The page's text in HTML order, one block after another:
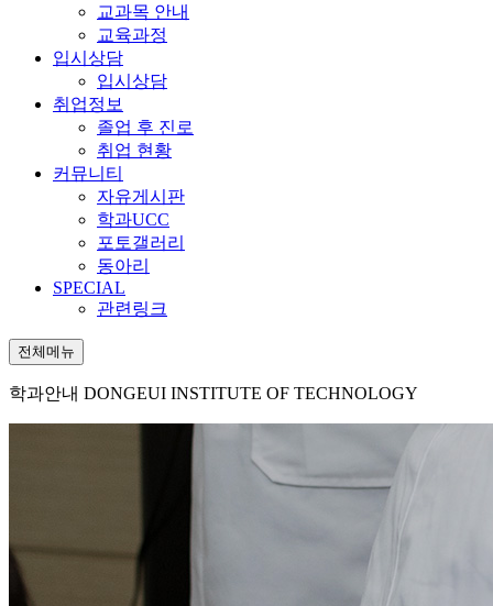
교과목 안내
교육과정
입시상담
입시상담
취업정보
졸업 후 진로
취업 현황
커뮤니티
자유게시판
학과UCC
포토갤러리
동아리
SPECIAL
관련링크
전체메뉴
학과안내 DONGEUI INSTITUTE OF TECHNOLOGY